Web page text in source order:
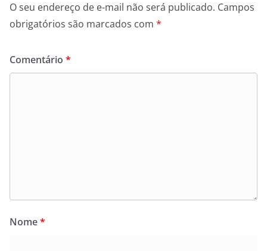
O seu endereço de e-mail não será publicado. Campos
obrigatórios são marcados com *
Comentário *
Nome*